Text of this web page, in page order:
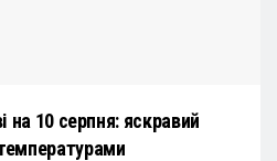
на 10 серпня: яскравий